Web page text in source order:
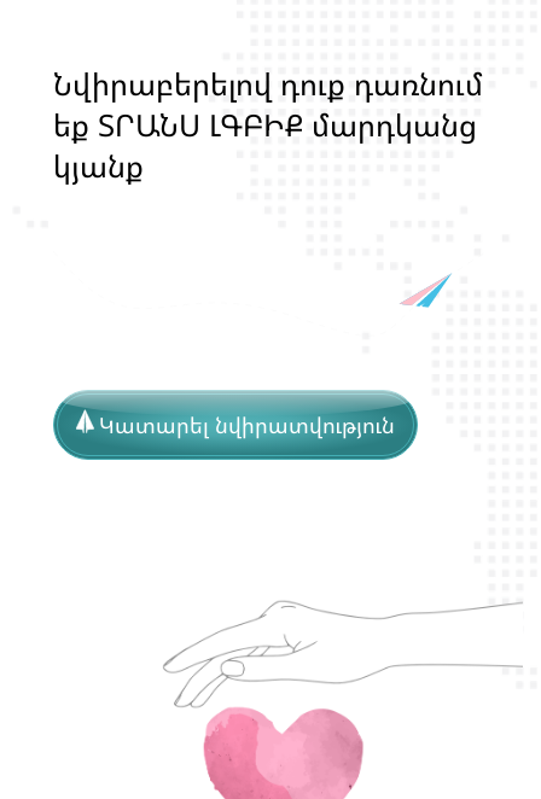
Նվիրաբերելով դոք դառնոմ
եք ՏՐԱՆՍ ԼԳԲԻՔ մարդկանց
կյանք
Կատարել նվիրատվություն